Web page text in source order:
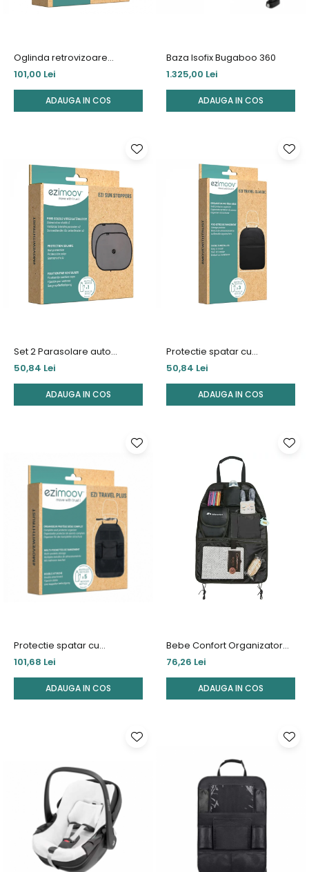
Oglinda retrovizoare
Ezimoov Round, Eco friendly
101,00 Lei
ADAUGA IN COS
Baza Isofix Bugaboo 360
1.325,00 Lei
ADAUGA IN COS
Set 2 Parasolare auto
Ezimoov Stoppers, Eco
50,84 Lei
ADAUGA IN COS
Protectie spatar cu
organiser Ezimoov Travel
50,84 Lei
ADAUGA IN COS
Protectie spatar cu
organiser Ezimoov Travel
101,68 Lei
ADAUGA IN COS
Bebe Confort Organizator
Pentru Scaun Auto
76,26 Lei
ADAUGA IN COS